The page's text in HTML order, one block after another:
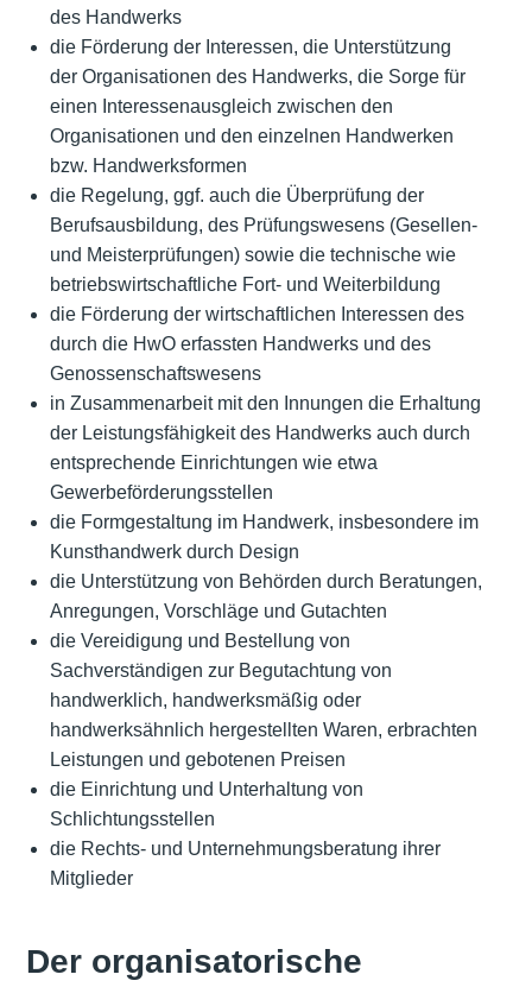
des Handwerks
die Förderung der Interessen, die Unterstützung
der Organisationen des Handwerks, die Sorge für
einen Interessenausgleich zwischen den
Organisationen und den einzelnen Handwerken
bzw. Handwerksformen
die Regelung, ggf. auch die Überprüfung der
Berufsausbildung, des Prüfungswesens (Gesellen-
und Meisterprüfungen) sowie die technische wie
betriebswirtschaftliche Fort- und Weiterbildung
die Förderung der wirtschaftlichen Interessen des
durch die HwO erfassten Handwerks und des
Genossenschaftswesens
in Zusammenarbeit mit den Innungen die Erhaltung
der Leistungsfähigkeit des Handwerks auch durch
entsprechende Einrichtungen wie etwa
Gewerbeförderungsstellen
die Formgestaltung im Handwerk, insbesondere im
Kunsthandwerk durch Design
die Unterstützung von Behörden durch Beratungen,
Anregungen, Vorschläge und Gutachten
die Vereidigung und Bestellung von
Sachverständigen zur Begutachtung von
handwerklich, handwerksmäßig oder
handwerksähnlich hergestellten Waren, erbrachten
Leistungen und gebotenen Preisen
die Einrichtung und Unterhaltung von
Schlichtungsstellen
die Rechts- und Unternehmungsberatung ihrer
Mitglieder
Der organisatorische